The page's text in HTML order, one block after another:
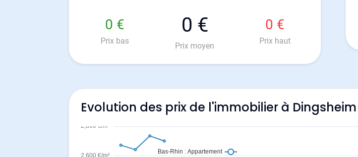
0 €
Prix bas
0 €
Prix moyen
0 €
Prix haut
Evolution des prix de l'immobilier à Dingsheim